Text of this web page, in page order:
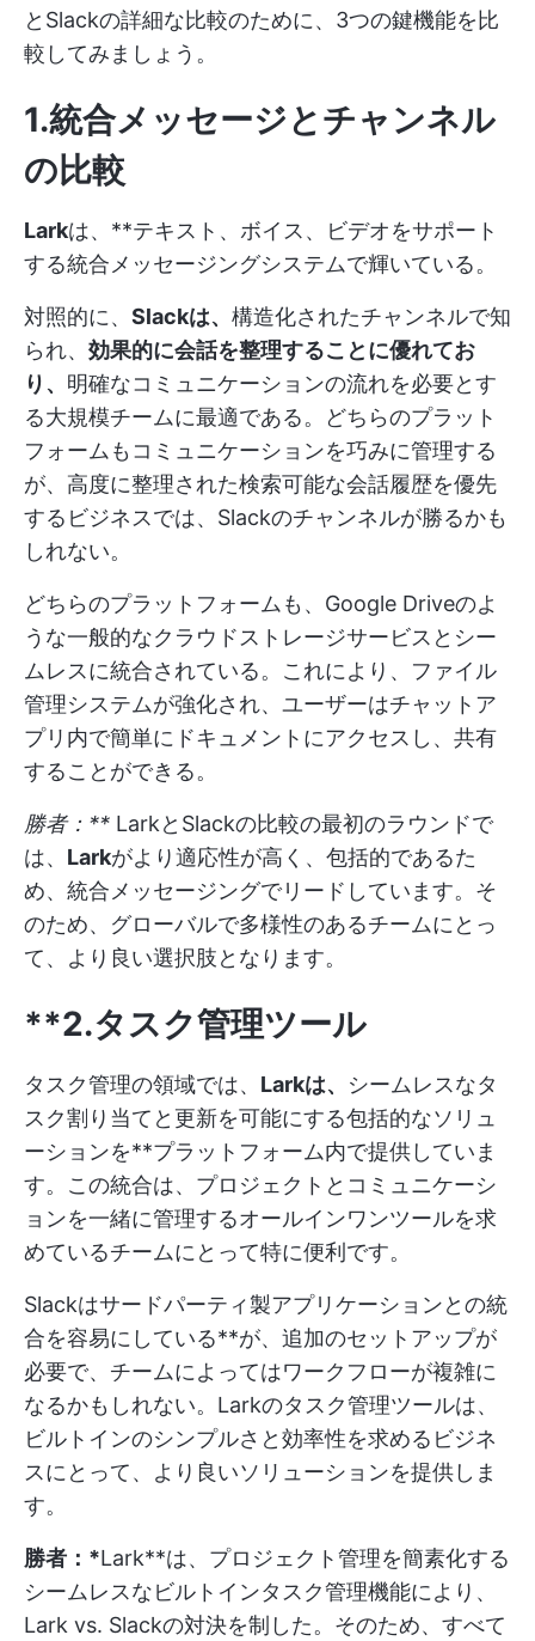
とSlackの詳細な比較のために、3つの鍵機能を比
較してみましょう。
1.統合メッセージとチャンネル
の比較
Larkは、**テキスト、ボイス、ビデオをサポート
する統合メッセージングシステムで輝いている。
対照的に、 Slackは、 構造化されたチャンネルで知
られ、 効果的に会話を整理することに優れてお
り、 明確なコミュニケーションの流れを必要とす
る大規模チームに最適である。どちらのプラット
フォームもコミュニケーションを巧みに管理する
が、高度に整理された検索可能な会話履歴を優先
するビジネスでは、Slackのチャンネルが勝るかも
しれない。
どちらのプラットフォームも、Google Driveのよ
うな一般的なクラウドストレージサービスとシー
ムレスに統合されている。これにより、ファイル
管理システムが強化され、ユーザーはチャットア
プリ内で簡単にドキュメントにアクセスし、共有
することができる。
勝者：** LarkとSlackの比較の最初のラウンドで
は、 Larkがより適応性が高く、包括的であるた
め、統合メッセージングでリードしています。そ
のため、グローバルで多様性のあるチームにとっ
て、より良い選択肢となります。
**2.タスク管理ツール
タスク管理の領域では、 Larkは、 シームレスなタ
スク割り当てと更新を可能にする包括的なソリュ
ーションを**プラットフォーム内で提供していま
す。この統合は、プロジェクトとコミュニケーシ
ョンを一緒に管理するオールインワンツールを求
めているチームにとって特に便利です。
Slackはサードパーティ製アプリケーションとの統
合を容易にしている**が、追加のセットアップが
必要で、チームによってはワークフローが複雑に
なるかもしれない。Larkのタスク管理ツールは、
ビルトインのシンプルさと効率性を求めるビジネ
スにとって、より良いソリューションを提供しま
す。
勝者：*Lark**は、プロジェクト管理を簡素化する
シームレスなビルトインタスク管理機能により、
Lark vs. Slackの対決を制した。そのため、すべて